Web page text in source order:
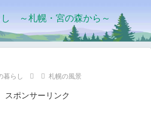
～札幌・宮の森から～
暮らし 札幌の風景
スポンサーリンク